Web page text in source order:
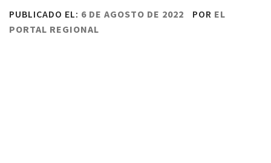
PUBLICADO EL: 6 DE AGOSTO DE 2022 POR EL
PORTAL REGIONAL